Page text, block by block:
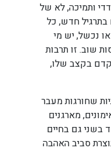
ותמיכה, לא של
בתרגיל חדש, כל
נכשל, יש מי
שוב. זו תרבות
בקצב שלו,
שחורגות מעבר
מארגנים
בשני גם בחיים
סביב האהבה